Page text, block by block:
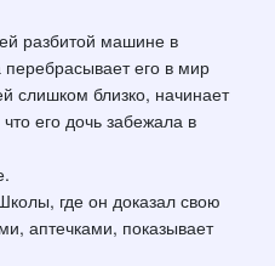
разбитой машине в
его в мир
слишком близко, начинает
его дочь забежала в
где он доказал свою
аптечками, показывает